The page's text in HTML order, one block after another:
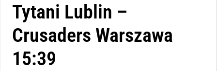
Tytani Lublin –
Crusaders Warszawa
15:39